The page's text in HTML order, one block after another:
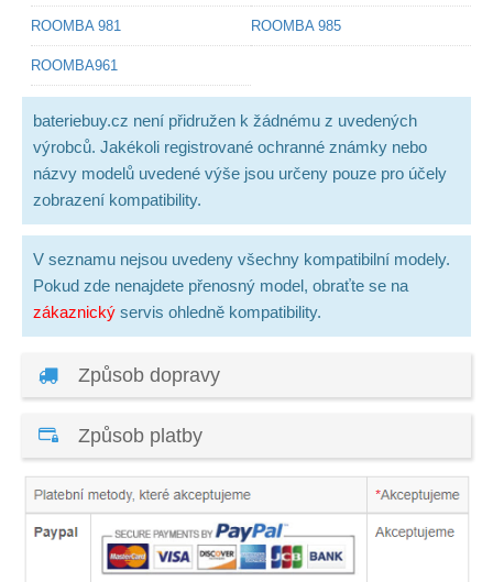
ROOMBA 981 ROOMBA 985
ROOMBA961
bateriebuy.cz není přidružen k žádnému z uvedených
výrobců. Jakékoli registrované ochranné známky nebo
názvy modelů uvedené výše jsou určeny pouze pro účely
zobrazení kompatibility.
V seznamu nejsou uvedeny všechny kompatibilní modely.
Pokud zde nenajdete přenosný model, obraťte se na
zákaznický servis ohledně kompatibility.
Způsob dopravy
Způsob platby